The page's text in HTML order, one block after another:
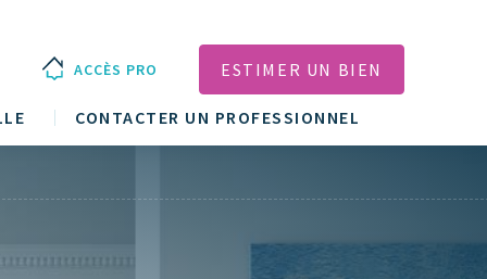
CONTACTER UN PROFESSIONNEL
ACCÈS PRO ESTIMER UN BIEN